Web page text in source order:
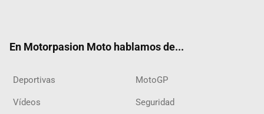
En Motorpasion Moto hablamos de...
Deportivas MotoGP
Vídeos Seguridad